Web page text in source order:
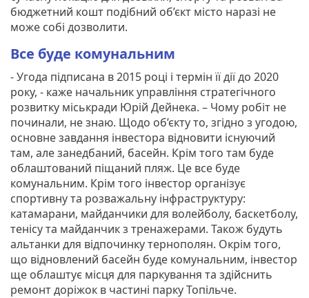
бюджетний кошт подібний об’єкт місто наразі не
може собі дозволити.
Все буде комунальним
- Угода підписана в 2015 році і термін її дії до 2020
року, - каже начальник управління стратегічного
розвитку міськради Юрій Дейнека. – Чому робіт не
починали, не знаю. Щодо об’єкту то, згідно з угодою,
основне завдання інвестора відновити існуючий
там, але занедбаний, басейн. Крім того там буде
облаштований піщаний пляж. Це все буде
комунальним. Крім того інвестор організує
спортивну та розважальну інфраструктуру:
катамарани, майданчики для волейболу, баскетболу,
тенісу та майданчик з тренажерами. Також будуть
альтанки для відпочинку тернополян. Окрім того,
що відновлений басейн буде комунальним, інвестор
ще облаштує місця для паркування та здійснить
ремонт доріжок в частині парку Топільче.